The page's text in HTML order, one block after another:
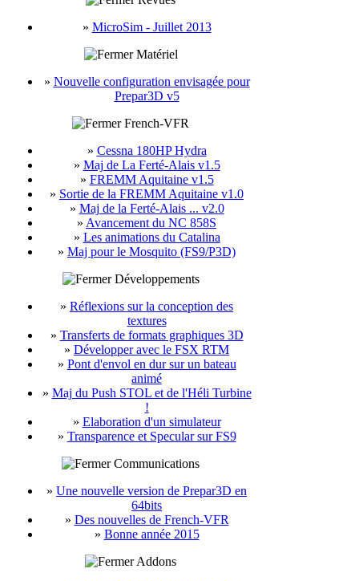
» MicroSim - Juillet 2013
Matériel
» Nouvelle configuration envisagée pour
Prepar3D v5
French-VFR
» Cessna 180HP Hydra
» Maj de La Ferté-Alais v1.5
» FREMM Aquitaine v1.5
» Sortie de la FREMM Aquitaine v1.0
» Maj de la Ferté-Alais ... v2.0
» Avancement du NC 858S
» Les animations du Catalina
» Maj pour le Mosquito (FS9/P3D)
Développements
» Réflexions sur la conception des
textures
» Transferts de formats graphiques 3D
» Développer avec le FSX RTM
» Pont d'envol en dur sur un bateau
animé
» Maj du Push STOL et de l'Héli Turbine
!
» Elaboration d'un simulateur
» Transparence et Specular sur FS9
Communications
» Une nouvelle version de Prepar3D en
64bits
» Des nouvelles de French-VFR
» Bonne année 2015
Addons